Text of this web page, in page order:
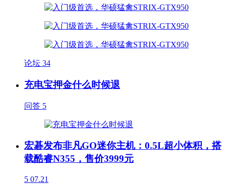
论坛 34
充电宝押金什么时候退
问答 5
宏碁发布非凡GO迷你主机：0.5L超小体积，搭
载酷睿N355，售价3999元
5 07.21